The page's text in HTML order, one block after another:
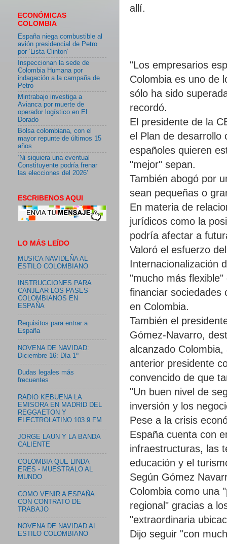
allí.
"Los empresarios
Colombia es uno de
sólo ha sido
recordó.
El presidente de la
el Plan de desarrollo
españoles quieren
"mejor" sepan.
También abogó por
sean pequeñas o
En materia de
jurídicos como la
podría afectar a
Valoró el esfuerzo
Internacionalización
"mucho más
financiar sociedades
en Colombia.
También el
Gómez-Navarro,
alcanzado
anterior presidente
convencido de que
"Un buen nivel de
inversión y los
Pese a la crisis
España cuenta con
infraestructuras, las
educación y el
Según Gómez
Colombia como una
regional" gracias a
"extraordinaria
Dijo seguir "con
ECONÓMICAS
COLOMBIA
España niega combustible al
avión presidencial de Petro
por ‘Lista Clinton’
Inspeccionan la sede de
Colombia Humana por
indagación a la campaña de
Petro
Mintrabajo investiga a
Avianca por muerte de
operador logístico en El
Dorado
Bolsa colombiana, con el
mayor repunte de últimos 15
años
‘Ni siquiera una eventual
Constituyente podría frenar
las elecciones del 2026’
ESCRIBENOS AQUI
LO MÁS LEÍDO
MUSICA NAVIDEÑA AL
ESTILO COLOMBIANO
INSTRUCCIONES PARA
CANJEAR LOS PASES
COLOMBIANOS EN
ESPAÑA
Requisitos para entrar a
España
NOVENA DE NAVIDAD:
Diciembre 16: Día 1º
Dudas legales más
frecuentes
RADIO KEBUENA LA
EMISORA EN MADRID DEL
REGGAETON Y
ELECTROLATINO 103.9 FM
JORGE LAUN Y LA BANDA
CALIENTE
COLOMBIA QUE LINDA
ERES - MUESTRALO AL
MUNDO
COMO VENIR A ESPAÑA
CON CONTRATO DE
TRABAJO
NOVENA DE NAVIDAD AL
ESTILO COLOMBIANO